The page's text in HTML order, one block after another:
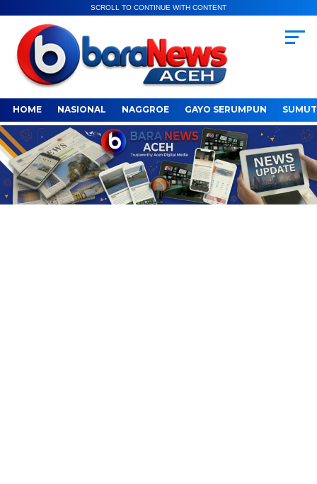
SCROLL TO CONTINUE WITH CONTENT
HOME NASIONAL NAGGROE GAYO SERUMPUN SUMUT